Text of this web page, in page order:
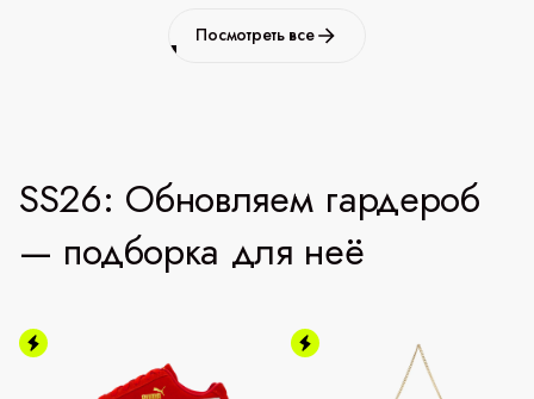
Посмотреть все
SS26: Обновляем гардероб
— подборка для неё